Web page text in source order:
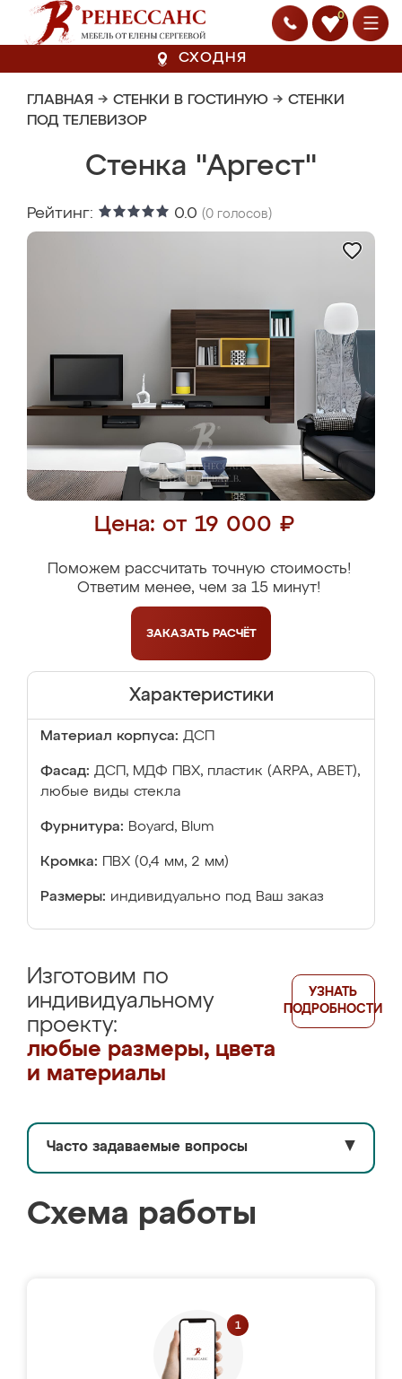
0
СХОДНЯ
ГЛАВНАЯ → СТЕНКИ В ГОСТИНУЮ → СТЕНКИ
ПОД ТЕЛЕВИЗОР
Стенка "Аргест"
Рейтинг: 0.0 (0 голосов)
Цена: от 19 000 ₽
Поможем рассчитать точную стоимость!
Ответим менее, чем за 15 минут!
ЗАКАЗАТЬ РАСЧЁТ
Характеристики
Материал корпуса: ДСП
Фасад: ДСП, МДФ ПВХ, пластик (ARPA, ABET),
любые виды стекла
Фурнитура: Boyard, Blum
Кромка: ПВХ (0,4 мм, 2 мм)
Размеры: индивидуально под Ваш заказ
Изготовим по
индивидуальному
проекту:
любые размеры, цвета
и материалы
УЗНАТЬ
ПОДРОБНОСТИ
Часто задаваемые вопросы ▼
Схема работы